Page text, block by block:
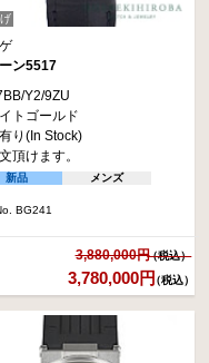
ン5517
Y2/9ZU
トゴールド
り(In Stock)
頂けます。
新品 メンズ
BG241
3,880,000円
3,780,000円（税込）